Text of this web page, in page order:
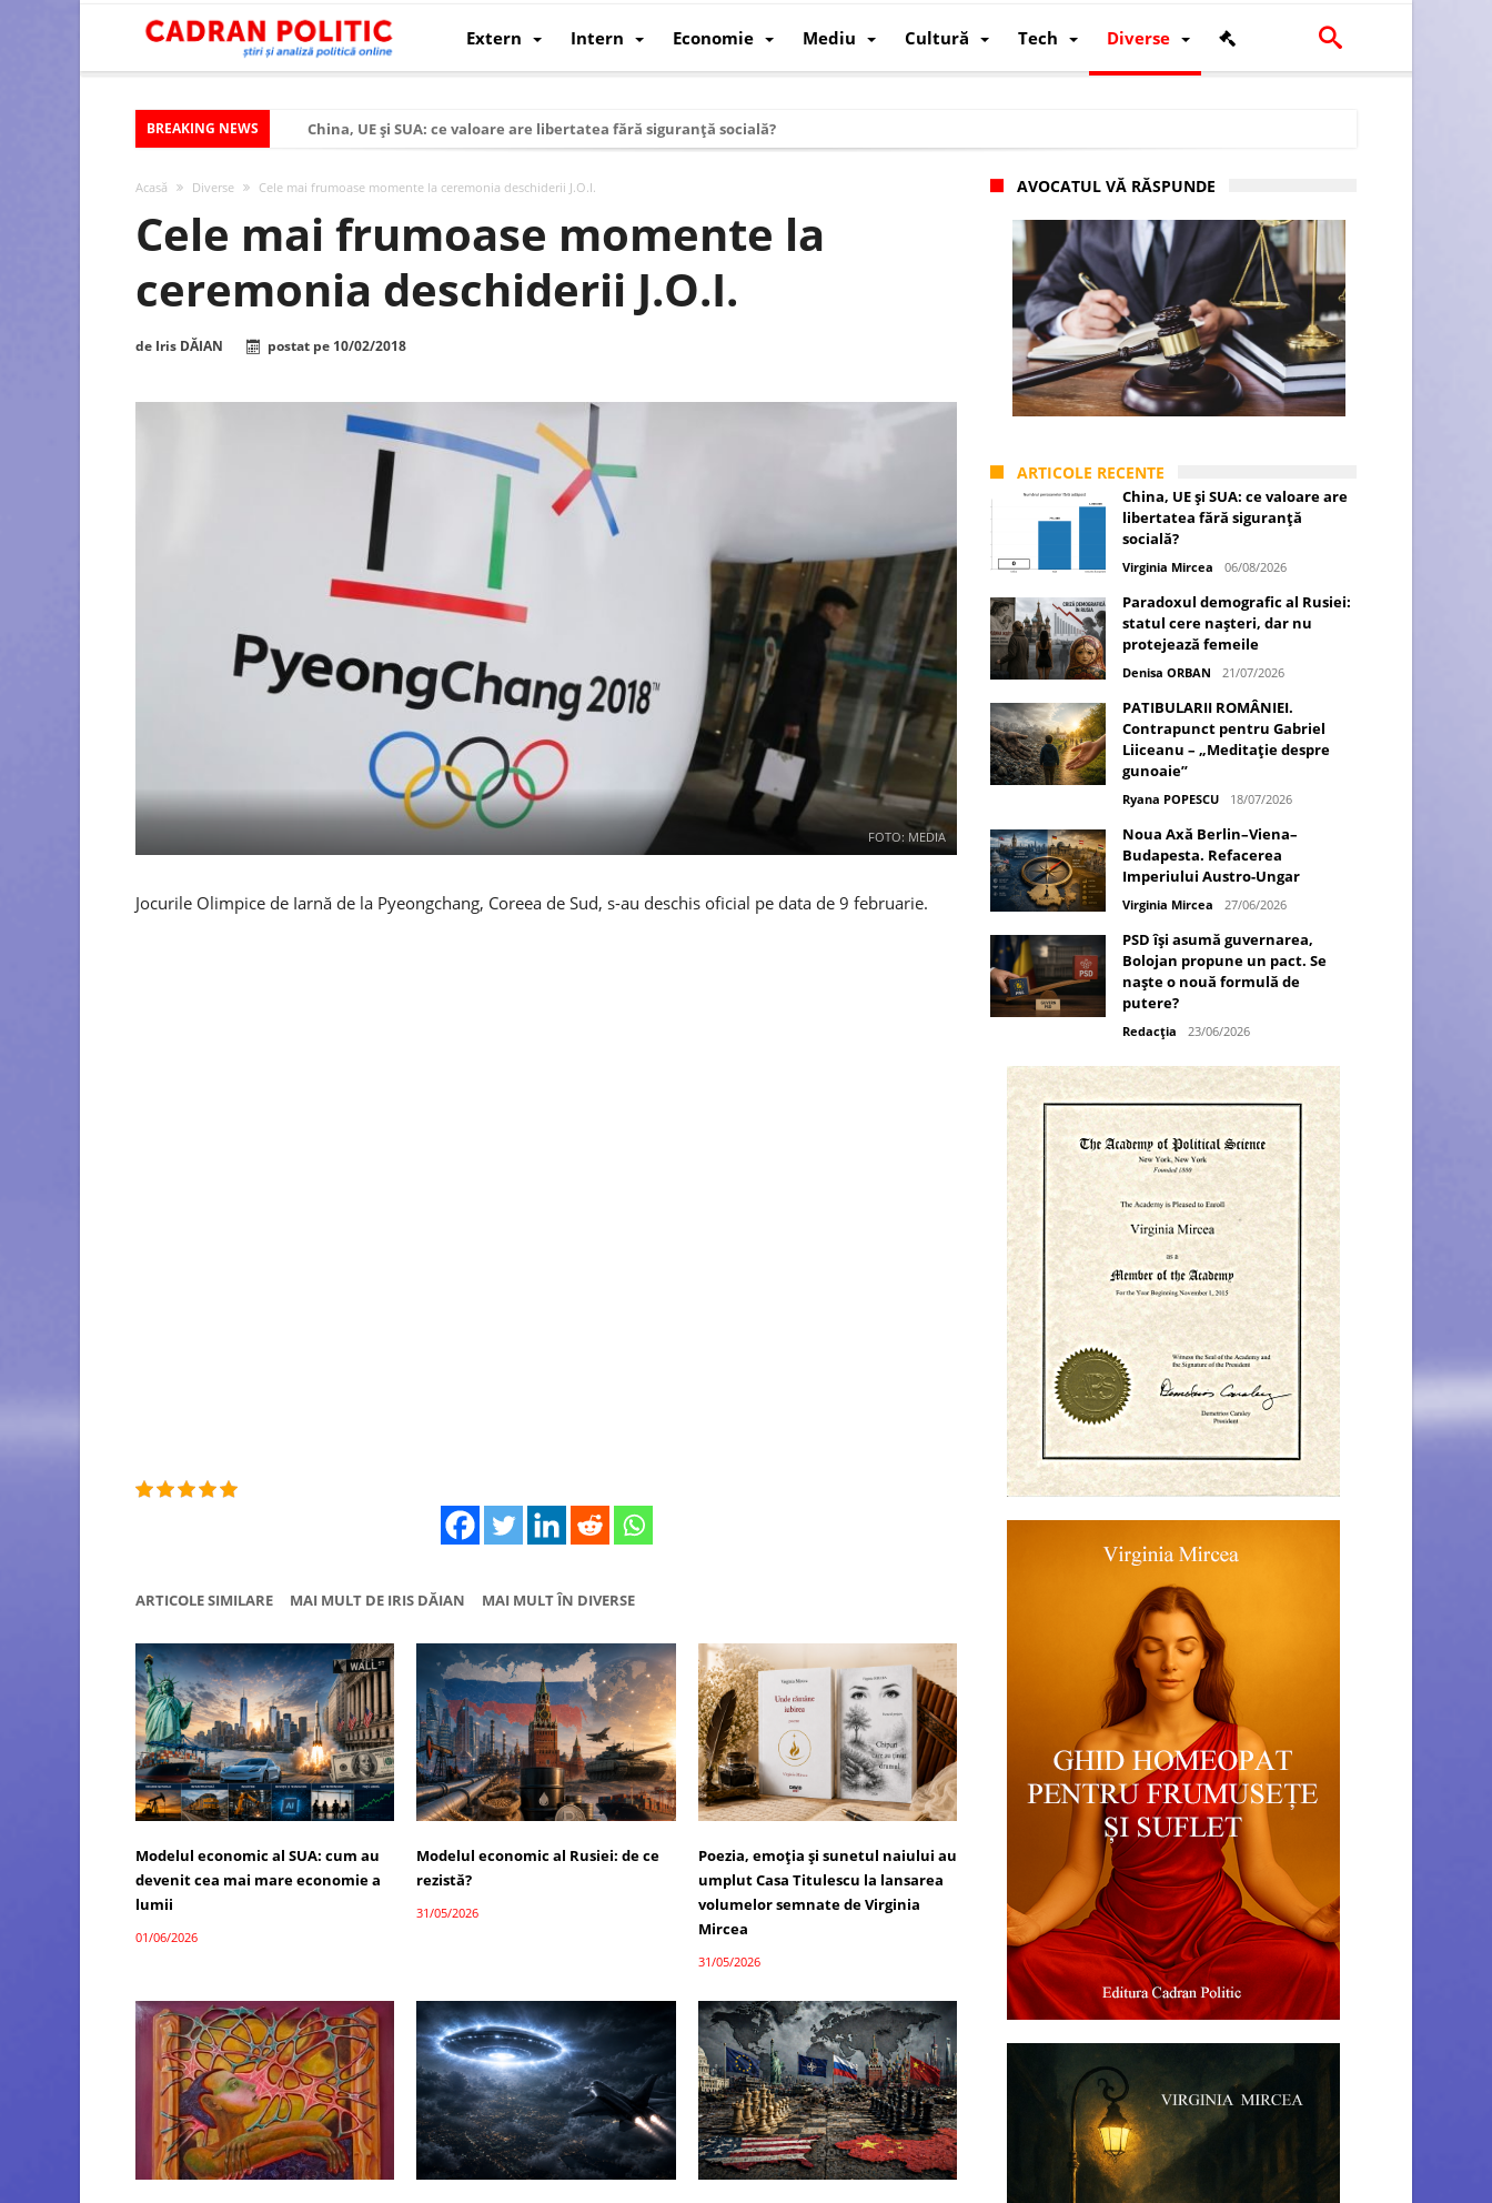
Extern Intern Economie Mediu Cultură Tech Diverse
BREAKING NEWS
China, UE și SUA: ce valoare are libertatea fără siguranță socială?
Modelul economic al Chinei: cum a devenit atelierul lumii și rivalul economic al SUA
Modelul economic al Rusiei: de ce rezistă?
Occidentul obosit și Estul care revine: o realitate pe care România o simte, nu o spune
Viitorul României în Uniunea Europeană. Ce ne așteaptă? – O analiză structurală a demografiei, fiscalității și poziției României în U.E.
Controlul minții prin nanoparticule
Huawei dezvoltă un nou cip AI pentru a înlocui Nvidia
Acasă Diverse Cele mai frumoase momente la ceremonia deschiderii J.O.I.
Cele mai frumoase momente la
ceremonia deschiderii J.O.I.
de Iris DĂIAN postat pe 10/02/2018
FOTO: MEDIA
Jocurile Olimpice de Iarnă de la Pyeongchang, Coreea de Sud, s-au deschis oficial pe data de 9 februarie.
ARTICOLE SIMILARE MAI MULT DE IRIS DĂIAN MAI MULT ÎN DIVERSE
Modelul economic al SUA: cum au
devenit cea mai mare economie a
lumii
01/06/2026
Modelul economic al Rusiei: de ce
rezistă?
31/05/2026
Poezia, emoția și sunetul naiului au
umplut Casa Titulescu la lansarea
volumelor semnate de Virginia
Mircea
31/05/2026
AVOCATUL VĂ RĂSPUNDE
ARTICOLE RECENTE
China, UE și SUA: ce valoare are
libertatea fără siguranță
socială?
Virginia Mircea 06/08/2026
Paradoxul demografic al Rusiei:
statul cere nașteri, dar nu
protejează femeile
Denisa ORBAN 21/07/2026
PATIBULARII ROMÂNIEI.
Contrapunct pentru Gabriel
Liiceanu – „Meditație despre
gunoaie”
Ryana POPESCU 18/07/2026
Noua Axă Berlin–Viena–
Budapesta. Refacerea
Imperiului Austro-Ungar
Virginia Mircea 27/06/2026
PSD își asumă guvernarea,
Bolojan propune un pact. Se
naște o nouă formulă de
putere?
Redacția 23/06/2026